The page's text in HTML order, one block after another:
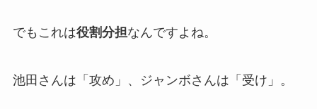
でもこれは役割分担なんですよね。
池田さんは「攻め」、ジャンボさんは「受け」。